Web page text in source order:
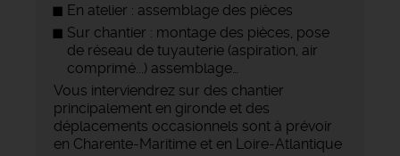
En atelier : assemblage des pièces
Sur chantier : montage des pièces, pose
de réseau de tuyauterie (aspiration, air
comprimé...) assemblage…
Vous interviendrez sur des chantier
principalement en gironde et des
déplacements occasionnels sont à prévoir
en Charente-Maritime et en Loire-Atlantique